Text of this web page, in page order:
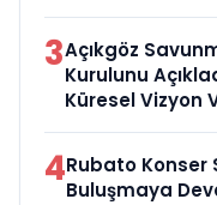
3Açıkgöz
Kurulunu
Küresel Vizyon
4Rubato Konser
Buluşmaya